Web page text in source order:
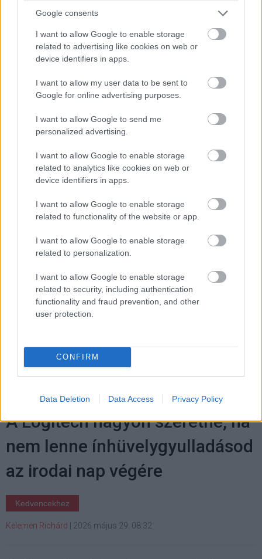
Google consents
I want to allow Google to enable storage
related to advertising like cookies on web or
device identifiers in apps.
I want to allow my user data to be sent to
Google for online advertising purposes.
I want to allow Google to send me
personalized advertising.
I want to allow Google to enable storage
related to analytics like cookies on web or
device identifiers in apps.
I want to allow Google to enable storage
related to functionality of the website or app.
I want to allow Google to enable storage
related to personalization.
I want to allow Google to enable storage
related to security, including authentication
functionality and fraud prevention, and other
user protection.
CONFIRM
Data Deletion Data Access Privacy Policy
baleset idején még nem voltak integrálva ezek a
műholdak, vagyis a hasznos teher nem veszett oda, de
maga a hordozórakéta és az indítási infrastruktúra
súlyosan érintett lehet.
A másik probléma a NASA-vonal. A New Glenn szerepet
kaphat az Artemis-programhoz kapcsolódó holdi
küldetésekben is, a NASA pedig a történtek után azt
közölte, hogy a Blue Originnel együttműködve támogatja
hatása a balesetnek a holdprogram terveire.
Pulzusméréssel segíti a biztonságos mozgást az új
balatoni kardioösvény (X)
Balatonalmádiban.
#blue origin #new glenn
#jeff bezos
#amazon leo
A Logitech nagyon szeretné, ha
nem lenne ínhüvelygyulladásod
az irodai nap végére
Kedvencekhez
Kelemen Richárd | 2026 május 29. 08:32